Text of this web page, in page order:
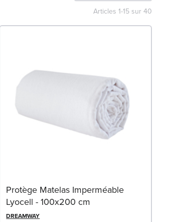
Articles 1-15 sur 40
Protège Matelas Imperméable
Lyocell - 100x200 cm
DREAMWAY